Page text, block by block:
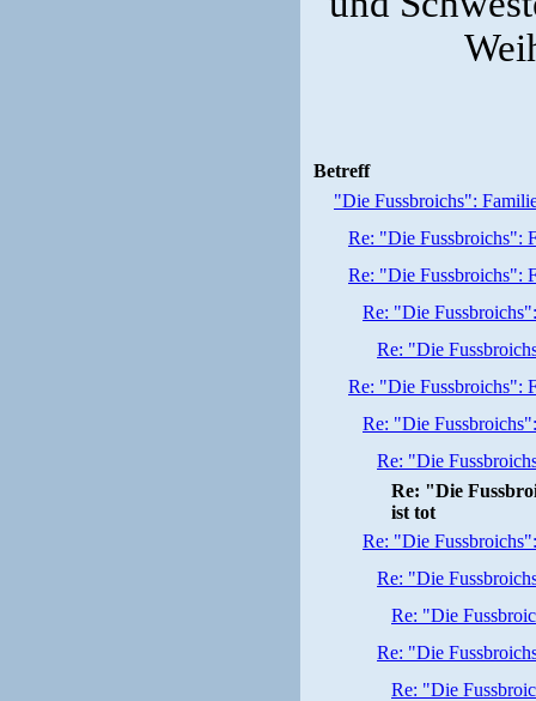
Betreff
"Die Fussbroichs":
Re: "Die Fussbroichs":
Re: "Die Fussbroichs":
Re: "Die
Re: "Die
Re: "Die Fussbroichs":
Re: "Die
Re: "Die
Re: "Die
ist tot
Re: "Die
Re: "Die
Re: "Die
Re: "Die
Re: "Die